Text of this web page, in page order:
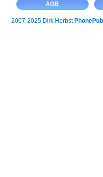
AGB
2007-2025 Dirk Herbst